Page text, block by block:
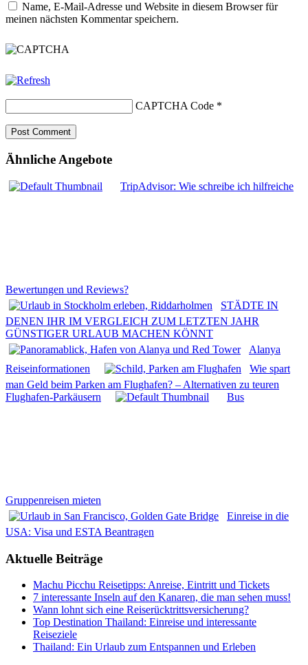
Name, E-Mail-Adresse und Website in diesem Browser für
meinen nächsten Kommentar speichern.
CAPTCHA Code *
Ähnliche Angebote
TripAdvisor: Wie schreibe ich hilfreiche
Bewertungen und Reviews?
STÄDTE IN
DENEN IHR IM VERGLEICH ZUM LETZTEN JAHR
GÜNSTIGER URLAUB MACHEN KÖNNT
Alanya
Reiseinformationen
Wie spart
man Geld beim Parken am Flughafen? – Alternativen zu teuren
Flughafen-Parkäusern
Bus
Gruppenreisen mieten
Einreise in die
USA: Visa und ESTA Beantragen
Aktuelle Beiträge
Machu Picchu Reisetipps: Anreise, Eintritt und Tickets
7 interessante Inseln auf den Kanaren, die man sehen muss!
Wann lohnt sich eine Reiserücktrittsversicherung?
Top Destination Thailand: Einreise und interessante
Reiseziele
Thailand: Ein Urlaub zum Entspannen und Erleben